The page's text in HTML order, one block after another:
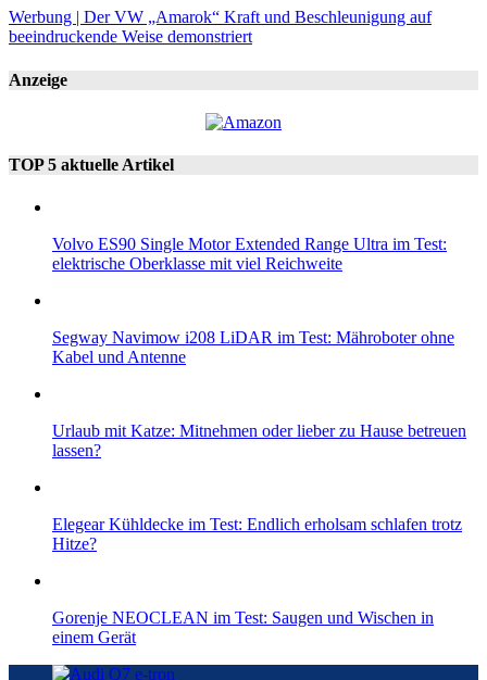
Werbung | Der VW „Amarok“ Kraft und Beschleunigung auf
beeindruckende Weise demonstriert
Anzeige
TOP 5 aktuelle Artikel
Volvo ES90 Single Motor Extended Range Ultra im Test:
elektrische Oberklasse mit viel Reichweite
Segway Navimow i208 LiDAR im Test: Mähroboter ohne
Kabel und Antenne
Urlaub mit Katze: Mitnehmen oder lieber zu Hause betreuen
lassen?
Elegear Kühldecke im Test: Endlich erholsam schlafen trotz
Hitze?
Gorenje NEOCLEAN im Test: Saugen und Wischen in
einem Gerät